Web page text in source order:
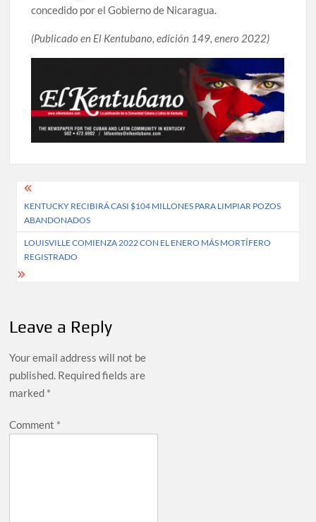
concedido por el Gobierno de Nicaragua.
(Publicado en El Kentubano, edición 149, enero 2022)
Post
navigation
KENTUCKY RECIBIRÁ CASI $104 MILLONES PARA LIMPIAR POZOS
ABANDONADOS
LOUISVILLE COMIENZA 2022 CON EL ENERO MÁS MORTÍFERO
REGISTRADO
Leave a Reply
Your email address will not be
published. Required fields are
marked *
Comment *